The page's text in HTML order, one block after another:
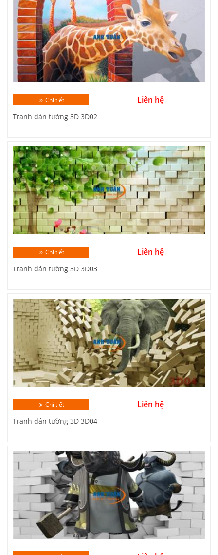
Chi tiết Liên hệ
Tranh dán tường 3D 3D02
Chi tiết Liên hệ
Tranh dán tường 3D 3D03
Chi tiết Liên hệ
Tranh dán tường 3D 3D04